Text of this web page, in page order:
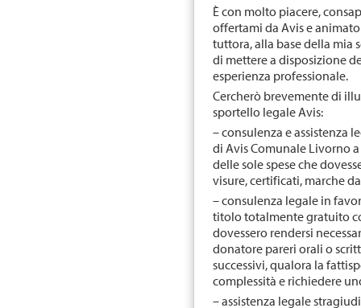
È con molto piacere,
offertami da Avis e
tuttora, alla base della mia
di mettere a disposizione
esperienza professionale.
Cercherò brevemente di
sportello legale Avis:
– consulenza e assistenza
di Avis Comunale Livorno
delle sole spese che
visure, certificati, marche
– consulenza legale in
titolo totalmente gratuito
dovessero rendersi
donatore pareri orali o
successivi, qualora la
complessità e richiedere
– assistenza legale